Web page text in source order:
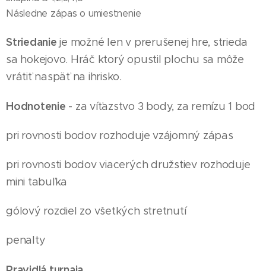
Následne zápas o umiestnenie
Striedanieje možné len v prerušenej hre, strieda
sa hokejovo. Hráč ktorý opustil plochu sa môže
vrátiť naspäť na ihrisko.
Hodnotenie - za víťazstvo 3 body, za remízu 1 bod
pri rovnosti bodov rozhoduje vzájomný zápas
pri rovnosti bodov viacerých družstiev rozhoduje
mini tabuľka
gólový rozdiel zo všetkých stretnutí
penalty